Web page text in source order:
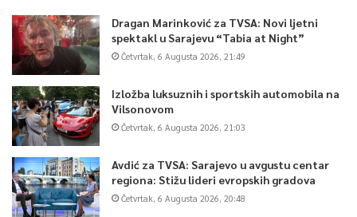
Dragan Marinković za TVSA: Novi ljetni
spektakl u Sarajevu “Tabia at Night”
Četvrtak, 6 Augusta 2026, 21:49
Izložba luksuznih i sportskih automobila na
Vilsonovom
Četvrtak, 6 Augusta 2026, 21:03
Avdić za TVSA: Sarajevo u avgustu centar
regiona: Stižu lideri evropskih gradova
Četvrtak, 6 Augusta 2026, 20:48